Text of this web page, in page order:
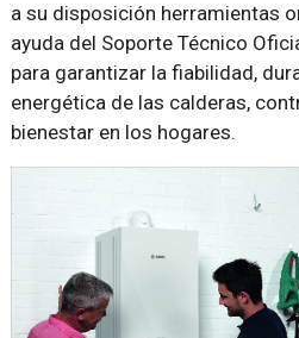
a su disposición herramientas
ayuda del Soporte Técnico
para garantizar la fiabilidad,
energética de las calderas,
bienestar en los hogares.